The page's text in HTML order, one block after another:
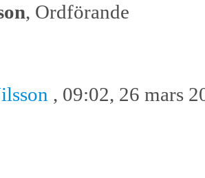
, Ordförande
, 09:02, 26 mars